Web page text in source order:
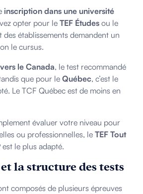
inscription dans une université
opter pour le TEF Études ou le
des établissements demandent un
le cursus.
le Canada, le test recommandé
que pour le Québec, c’est le
Le TCF Québec est de moins en
évaluer votre niveau pour
ou professionnelles, le TEF Tout
est le plus adapté.
la structure des tests
composés de plusieurs épreuves